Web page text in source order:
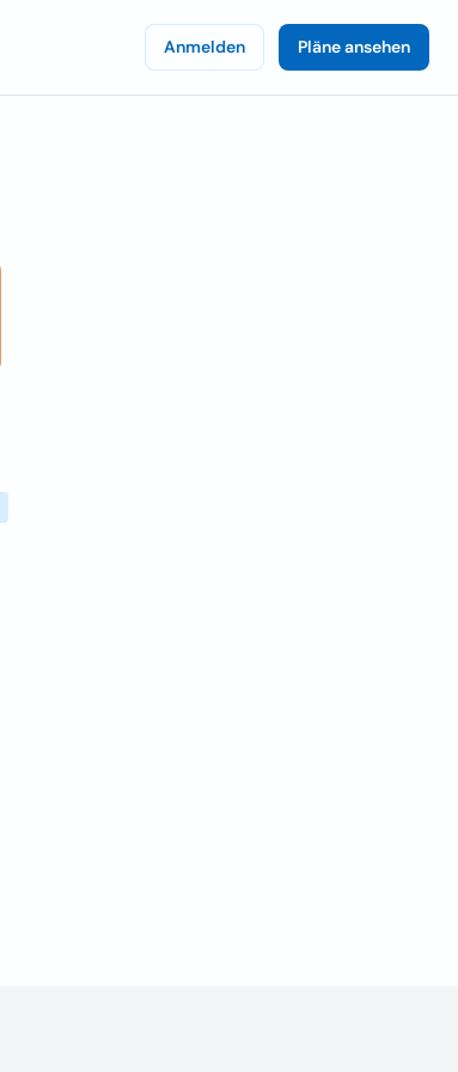
Anmelden Pläne ansehen